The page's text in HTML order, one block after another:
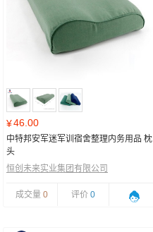
¥46.00
中特邦安军迷军训宿舍整理内务用品 枕
头
恒创未来实业集团有限公司
成交量 0 评价 0